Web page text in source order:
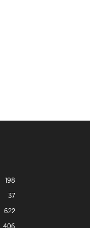
198
37
622
406